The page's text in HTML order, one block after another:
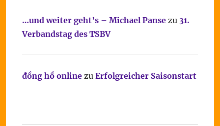
…und weiter geht’s – Michael Pansezu 31.
Verbandstag des TSBV
đồng hồ onlinezu Erfolgreicher Saisonstart